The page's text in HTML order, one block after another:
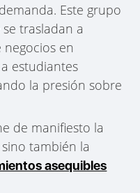
Este grupo
trasladan a
negocios en
estudiantes
la presión sobre
de manifiesto la
también la
asequibles